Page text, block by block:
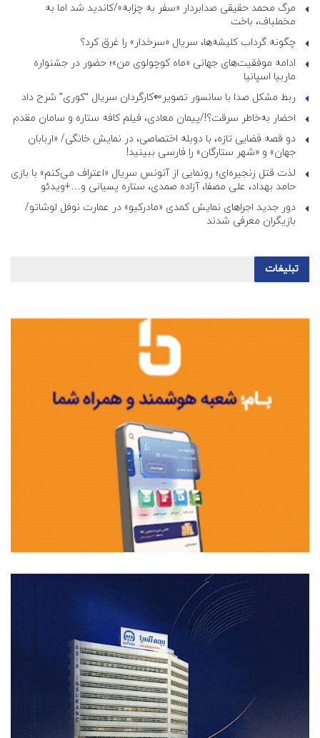
مرگ محمد حقیقی صدابردار «سفر به چزابه»/کاندید شد اما به
مخملباف، باخت
چگونه گرداب کلیشه‌ها، سریال «سرخدار» را غرق کرد؟
ادامه موفقیت‌های جهانی «ماه کوچولوی من»؛ حضور در جشنواره
ماربیا اسپانیا
ربط مشکل صدا با سانسور تصویر⇐کارگردان سریال “کوری” شرح داد
احضار به‌خاطر سرقت؟!/پیمان معادی، فیلم کافه ستاره و سامان مقدم
دو قصه فضایی تازه، با دوبله اختصاصی، در نمایش خانگی/ «اربابان
جهان» و «شهر ستارگان» را فارسی ببینید!
لذت قتل زنجیره‌ای؛ رونمایی از آنونس سریال «اعتراف می‌کنم» با بازی
حامد بهداد، علی مصفا، آزاده صمدی، ستاره پسیانی و…+ویدئو
دور جدید اجراهای نمایش کمدی «مادرکیو» در عمارت نوفل لوشاتو/
بازیگران معرفی شدند
تبلیغات